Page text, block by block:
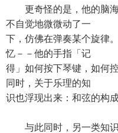
更奇怪的是，他的脑海
不自觉地微微动了一
下，仿佛在弹奏某个旋律
忆－－他的手指「记
得」如何按下琴键，如何
同时，关于乐理的知
识也浮现出来：和弦的构
与此同时，另一类知识